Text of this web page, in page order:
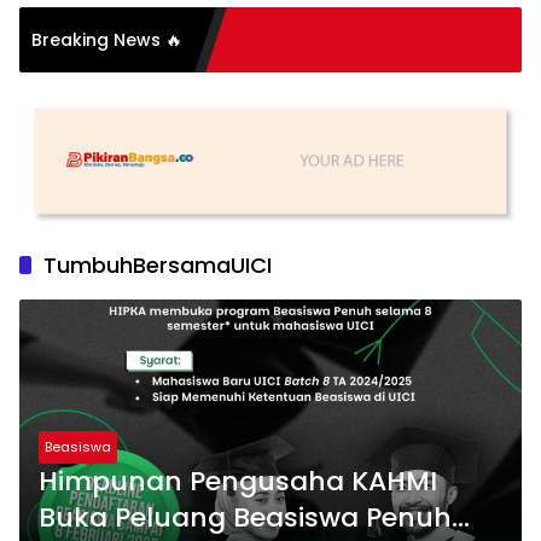
Breaking News 🔥
Organisasi: Antara
dan Substansi
TumbuhBersamaUICI
Beasiswa
Himpunan Pengusaha KAHMI
Buka Peluang Beasiswa Penuh